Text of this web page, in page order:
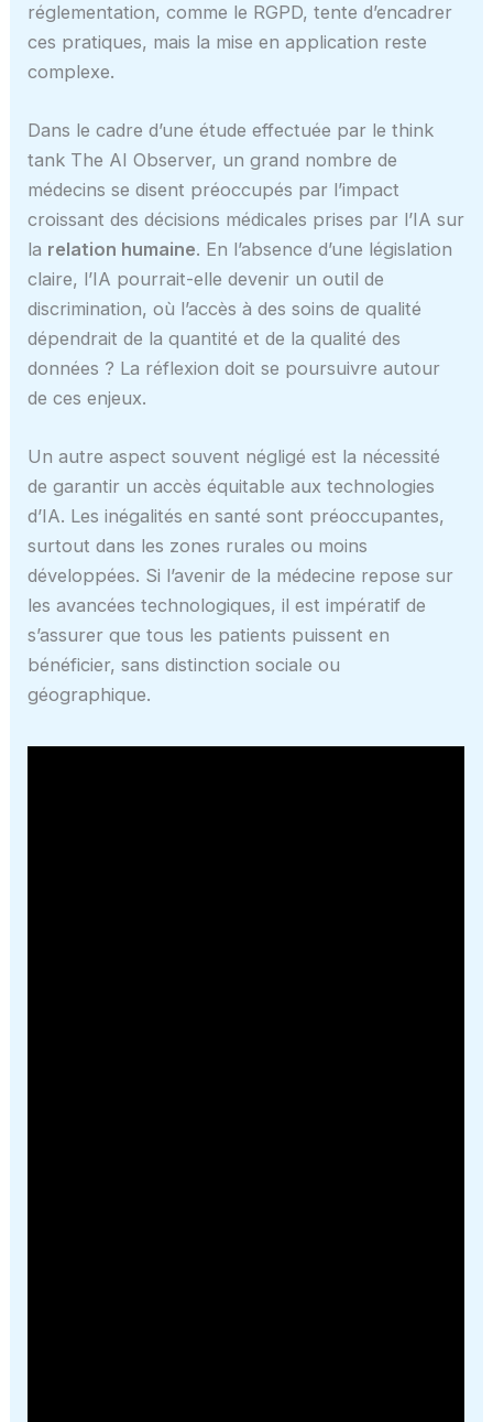
réglementation, comme le RGPD, tente d’encadrer
ces pratiques, mais la mise en application reste
complexe.
Dans le cadre d’une étude effectuée par le think
tank The AI Observer, un grand nombre de
médecins se disent préoccupés par l’impact
croissant des décisions médicales prises par l’IA sur
la relation humaine. En l’absence d’une législation
claire, l’IA pourrait-elle devenir un outil de
discrimination, où l’accès à des soins de qualité
dépendrait de la quantité et de la qualité des
données ? La réflexion doit se poursuivre autour
de ces enjeux.
Un autre aspect souvent négligé est la nécessité
de garantir un accès équitable aux technologies
d’IA. Les inégalités en santé sont préoccupantes,
surtout dans les zones rurales ou moins
développées. Si l’avenir de la médecine repose sur
les avancées technologiques, il est impératif de
s’assurer que tous les patients puissent en
bénéficier, sans distinction sociale ou
géographique.